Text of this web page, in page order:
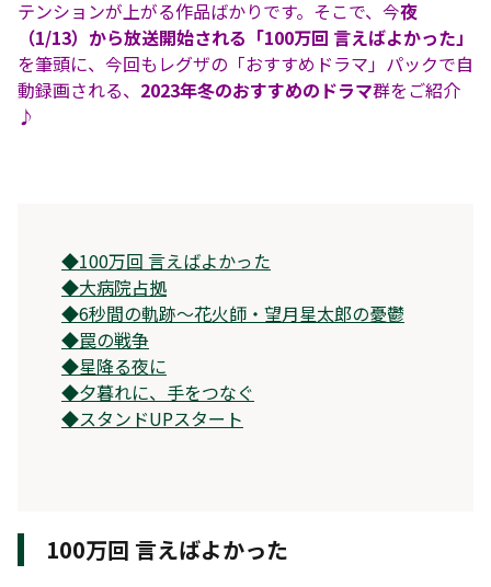
テンションが上がる作品ばかりです。そこで、今夜
（1/13）から放送開始される「100万回 言えばよかった」
を筆頭に、今回もレグザの「おすすめドラマ」パックで自
動録画される、 2023年冬のおすすめのドラマ群をご紹介
♪
◆100万回 言えばよかった
◆大病院占拠
◆6秒間の軌跡〜花火師・望月星太郎の憂鬱
◆罠の戦争
◆星降る夜に
◆夕暮れに、手をつなぐ
◆スタンドUPスタート
100万回 言えばよかった